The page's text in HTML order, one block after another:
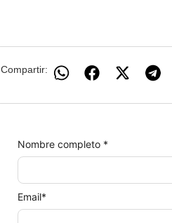
Compartir:
Nombre completo *
Email*